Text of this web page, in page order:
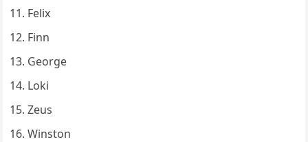
Felix
Finn
George
Loki
Zeus
Winston